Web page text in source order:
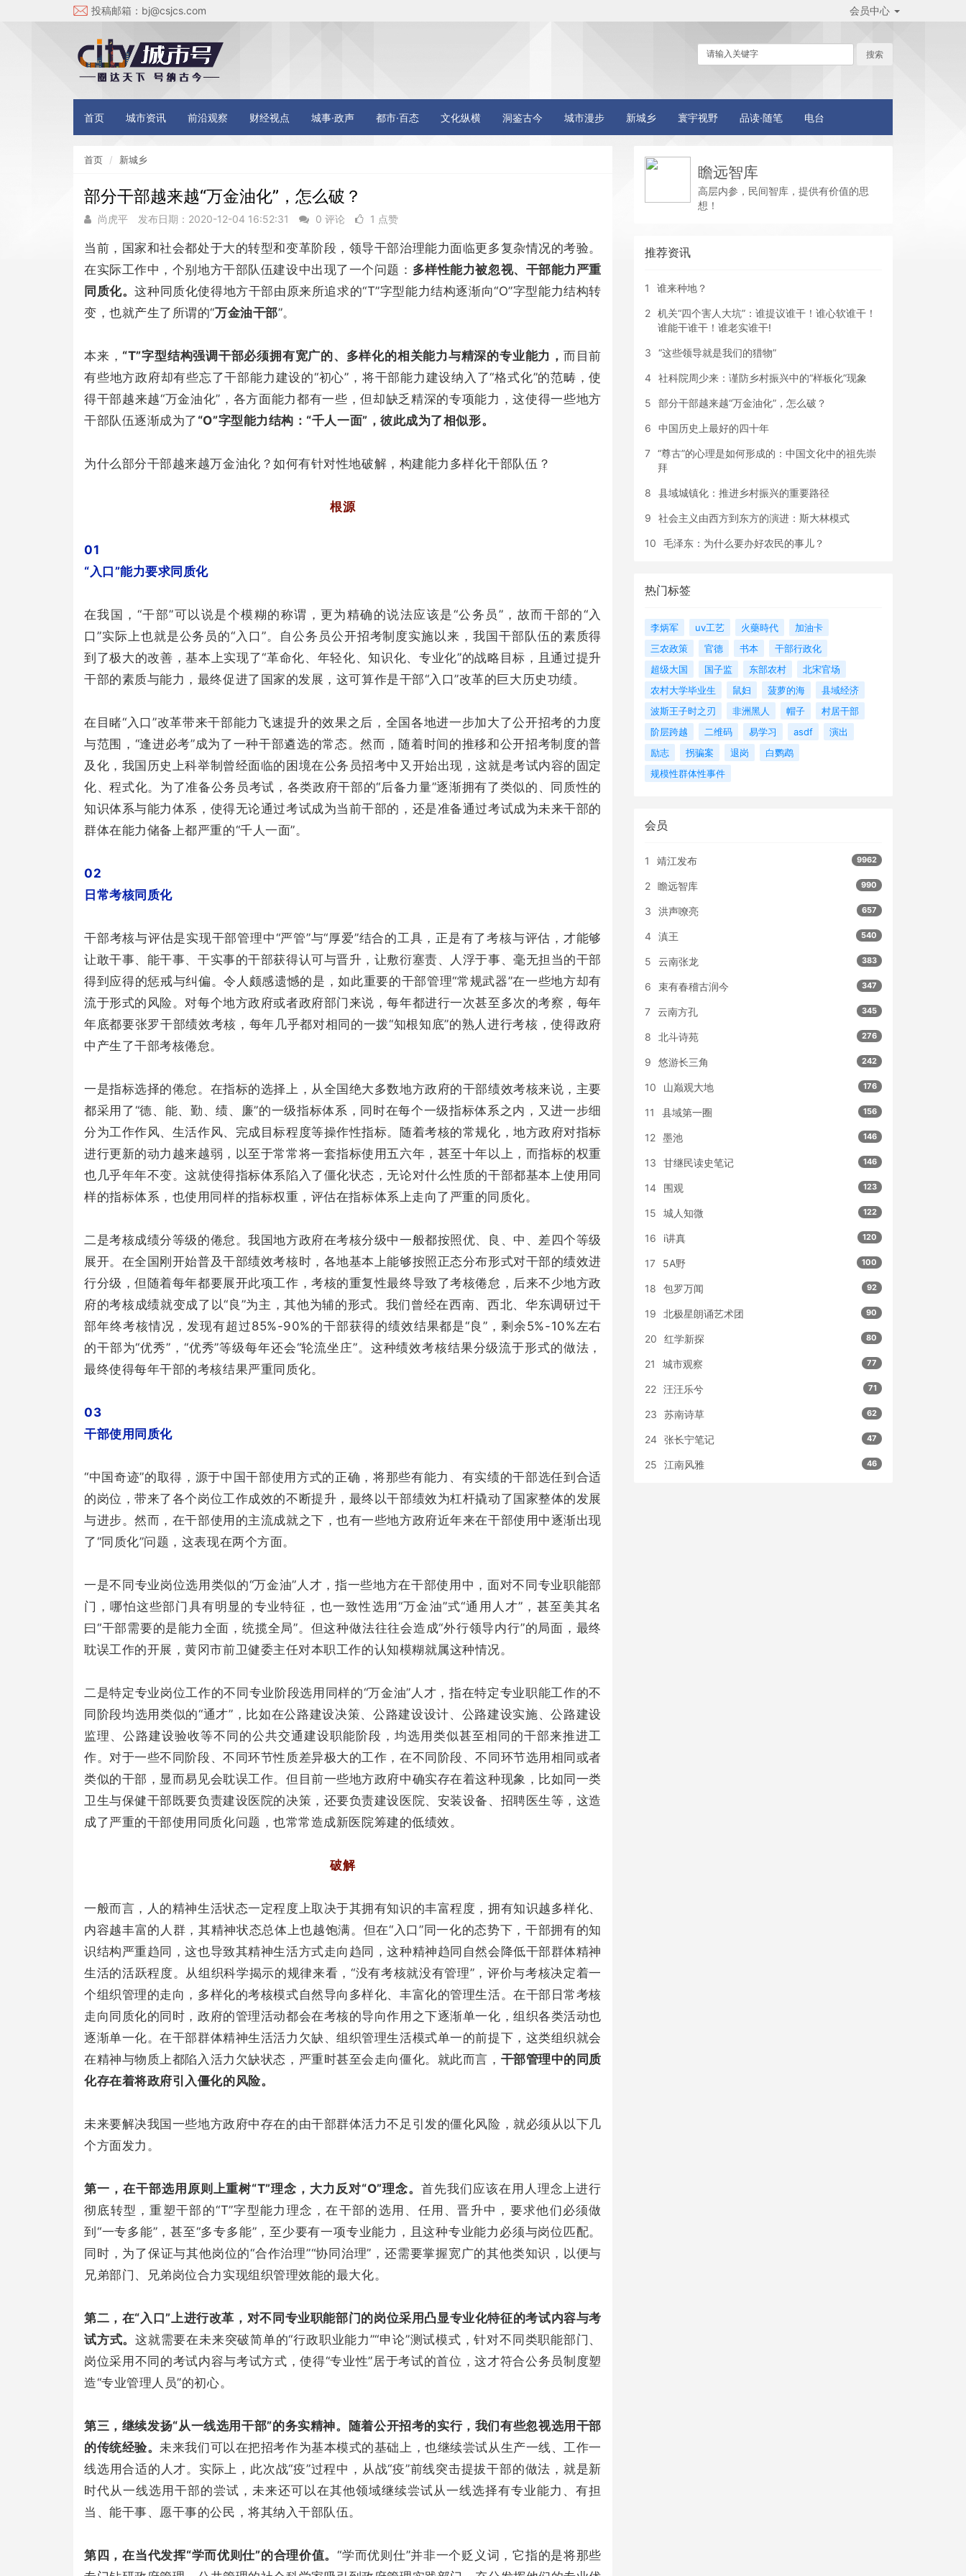
投稿邮箱： bj@csjcs.com 会员中心
首页 城市资讯 前沿观察 财经视点 城事·政声 都市·百态 文化纵横 洞鉴古今 城市漫步 新城乡 寰宇视野 品读·随笔 电台
首页 新城乡
部分干部越来越“万金油化”，怎么破？
尚虎平 发布日期：2020-12-04 16:52:31 0 评论 1 点赞
当前，国家和社会都处于大的转型和变革阶段，领导干部治理能力面临更多复杂情况的考验。
在实际工作中，个别地方干部队伍建设中出现了一个问题： 多样性能力被忽视、干部能力严重
同质化。这种同质化使得地方干部由原来所追求的“T”字型能力结构逐渐向“O”字型能力结构转
变，也就产生了所谓的“万金油干部”。
本来， “T”字型结构强调干部必须拥有宽广的、多样化的相关能力与精深的专业能力， 而目前
有些地方政府却有些忘了干部能力建设的“初心”，将干部能力建设纳入了“格式化”的范畴，使
得干部越来越“万金油化”，各方面能力都有一些，但却缺乏精深的专项能力，这使得一些地方
干部队伍逐渐成为了 “O”字型能力结构：“千人一面”，彼此成为了相似形。
为什么部分干部越来越万金油化？如何有针对性地破解，构建能力多样化干部队伍？
根源
01
“入口”能力要求同质化
在我国，“干部”可以说是个模糊的称谓，更为精确的说法应该是“公务员”，故而干部的“入
口”实际上也就是公务员的“入口”。自公务员公开招考制度实施以来，我国干部队伍的素质得
到了极大的改善，基本上实现了“革命化、年轻化、知识化、专业化”的战略目标，且通过提升
干部的素质与能力，最终促进了国家的发展，这可算作是干部“入口”改革的巨大历史功绩。
在目睹“入口”改革带来干部能力飞速提升的效果之后，全国各地进一步加大了公开招考的力度
与范围，“逢进必考”成为了一种干部遴选的常态。然而，随着时间的推移和公开招考制度的普
及化，我国历史上科举制曾经面临的困境在公务员招考中又开始出现，这就是考试内容的固定
化、程式化。为了准备公务员考试，各类政府干部的“后备力量”逐渐拥有了类似的、同质性的
知识体系与能力体系，使得无论通过考试成为当前干部的，还是准备通过考试成为未来干部的
群体在能力储备上都严重的“千人一面”。
02
日常考核同质化
干部考核与评估是实现干部管理中“严管”与“厚爱”结合的工具，正是有了考核与评估，才能够
让敢干事、能干事、干实事的干部获得认可与晋升，让敷衍塞责、人浮于事、毫无担当的干部
得到应得的惩戒与纠偏。令人颇感遗憾的是，如此重要的干部管理“常规武器”在一些地方却有
流于形式的风险。对每个地方政府或者政府部门来说，每年都进行一次甚至多次的考察，每年
年底都要张罗干部绩效考核，每年几乎都对相同的一拨“知根知底”的熟人进行考核，使得政府
中产生了干部考核倦怠。
一是指标选择的倦怠。在指标的选择上，从全国绝大多数地方政府的干部绩效考核来说，主要
都采用了“德、能、勤、绩、廉”的一级指标体系，同时在每个一级指标体系之内，又进一步细
分为工作作风、生活作风、完成目标程度等操作性指标。随着考核的常规化，地方政府对指标
进行更新的动力越来越弱，以至于常常将一套指标使用五六年，甚至十年以上，而指标的权重
也几乎年年不变。这就使得指标体系陷入了僵化状态，无论对什么性质的干部都基本上使用同
样的指标体系，也使用同样的指标权重，评估在指标体系上走向了严重的同质化。
二是考核成绩分等级的倦怠。我国地方政府在考核分级中一般都按照优、良、中、差四个等级
展开。在全国刚开始普及干部绩效考核时，各地基本上能够按照正态分布形式对干部的绩效进
行分级，但随着每年都要展开此项工作，考核的重复性最终导致了考核倦怠，后来不少地方政
府的考核成绩就变成了以“良”为主，其他为辅的形式。我们曾经在西南、西北、华东调研过干
部年终考核情况，发现有超过85%-90%的干部获得的绩效结果都是“良”，剩余5%-10%左右
的干部为“优秀”，“优秀”等级每年还会“轮流坐庄”。这种绩效考核结果分级流于形式的做法，
最终使得每年干部的考核结果严重同质化。
03
干部使用同质化
“中国奇迹”的取得，源于中国干部使用方式的正确，将那些有能力、有实绩的干部选任到合适
的岗位，带来了各个岗位工作成效的不断提升，最终以干部绩效为杠杆撬动了国家整体的发展
与进步。然而，在干部使用的主流成就之下，也有一些地方政府近年来在干部使用中逐渐出现
了“同质化”问题，这表现在两个方面。
一是不同专业岗位选用类似的“万金油”人才，指一些地方在干部使用中，面对不同专业职能部
门，哪怕这些部门具有明显的专业特征，也一致性选用“万金油”式“通用人才”，甚至美其名
曰“干部需要的是能力全面，统揽全局”。但这种做法往往会造成“外行领导内行”的局面，最终
耽误工作的开展，黄冈市前卫健委主任对本职工作的认知模糊就属这种情况。
二是特定专业岗位工作的不同专业阶段选用同样的“万金油”人才，指在特定专业职能工作的不
同阶段均选用类似的“通才”，比如在公路建设决策、公路建设设计、公路建设实施、公路建设
监理、公路建设验收等不同的公共交通建设职能阶段，均选用类似甚至相同的干部来推进工
作。对于一些不同阶段、不同环节性质差异极大的工作，在不同阶段、不同环节选用相同或者
类似的干部，显而易见会耽误工作。但目前一些地方政府中确实存在着这种现象，比如同一类
卫生与保健干部既要负责建设医院的决策，还要负责建设医院、安装设备、招聘医生等，这造
成了严重的干部使用同质化问题，也常常造成新医院筹建的低绩效。
破解
一般而言，人的精神生活状态一定程度上取决于其拥有知识的丰富程度，拥有知识越多样化、
内容越丰富的人群，其精神状态总体上也越饱满。但在“入口”同一化的态势下，干部拥有的知
识结构严重趋同，这也导致其精神生活方式走向趋同，这种精神趋同自然会降低干部群体精神
生活的活跃程度。从组织科学揭示的规律来看，“没有考核就没有管理”，评价与考核决定着一
个组织管理的走向，多样化的考核模式自然导向多样化、丰富化的管理生活。在干部日常考核
走向同质化的同时，政府的管理活动都会在考核的导向作用之下逐渐单一化，组织各类活动也
逐渐单一化。在干部群体精神生活活力欠缺、组织管理生活模式单一的前提下，这类组织就会
在精神与物质上都陷入活力欠缺状态，严重时甚至会走向僵化。就此而言， 干部管理中的同质
化存在着将政府引入僵化的风险。
未来要解决我国一些地方政府中存在的由干部群体活力不足引发的僵化风险，就必须从以下几
个方面发力。
第一，在干部选用原则上重树“T”理念，大力反对“O”理念。首先我们应该在用人理念上进行
彻底转型，重塑干部的“T”字型能力理念，在干部的选用、任用、晋升中，要求他们必须做
到“一专多能”，甚至“多专多能”，至少要有一项专业能力，且这种专业能力必须与岗位匹配。
同时，为了保证与其他岗位的“合作治理”“协同治理”，还需要掌握宽广的其他类知识，以便与
兄弟部门、兄弟岗位合力实现组织管理效能的最大化。
第二，在“入口”上进行改革，对不同专业职能部门的岗位采用凸显专业化特征的考试内容与考
试方式。这就需要在未来突破简单的“行政职业能力”“申论”测试模式，针对不同类职能部门、
岗位采用不同的考试内容与考试方式，使得“专业性”居于考试的首位，这才符合公务员制度塑
造“专业管理人员”的初心。
第三，继续发扬“从一线选用干部”的务实精神。随着公开招考的实行，我们有些忽视选用干部
的传统经验。未来我们可以在把招考作为基本模式的基础上，也继续尝试从生产一线、工作一
线选用合适的人才。实际上，此次战“疫”过程中，从战“疫”前线突击提拔干部的做法，就是新
时代从一线选用干部的尝试，未来还可以在其他领域继续尝试从一线选择有专业能力、有担
当、能干事、愿干事的公民，将其纳入干部队伍。
第四，在当代发挥“学而优则仕”的合理价值。“学而优则仕”并非一个贬义词，它指的是将那些
瞻远智库
高层内参，民间智库，提供有价值的思
想！
推荐资讯
1 谁来种地？
2 机关“四个害人大坑”：谁提议谁干！谁心软谁干！
谁能干谁干！谁老实谁干!
3 “这些领导就是我们的猎物”
4 社科院周少来：谨防乡村振兴中的“样板化”现象
5 部分干部越来越“万金油化”，怎么破？
6 中国历史上最好的四十年
7 “尊古”的心理是如何形成的：中国文化中的祖先崇
拜
8 县域城镇化：推进乡村振兴的重要路径
9 社会主义由西方到东方的演进：斯大林模式
10 毛泽东：为什么要办好农民的事儿？
热门标签
李炳军 uv工艺 火藥時代
加油卡
三农政策
官德 书本
干部行政化
超级大国
国子监 东部农村
北宋官场
农村大学毕业生
鼠妇 菠萝的海
县域经济
波斯王子时之刃
非洲黑人 帽子
村居干部
阶层跨越
二维码 易学习 asdf
演出
励志
拐骗案 退岗
白鹦鹉
规模性群体性事件
会员
1 靖江发布 9962
2 瞻远智库 990
3 洪声嘹亮 657
4 滇王 540
5 云南张龙 383
6 束有春稽古润今 347
7 云南方孔 345
8 北斗诗苑 276
9 悠游长三角 242
10 山巅观大地 176
11 县域第一圈 156
12 墨池 146
13 甘继民读史笔记 146
14 围观 123
15 城人知微 122
16 i讲真 120
17 5A野 100
18 包罗万闻 92
19 北极星朗诵艺术团 90
20 红学新探 80
21 城市观察 77
22 汪汪乐兮 71
23 苏南诗草 62
24 张长宁笔记 47
25 江南风雅 46